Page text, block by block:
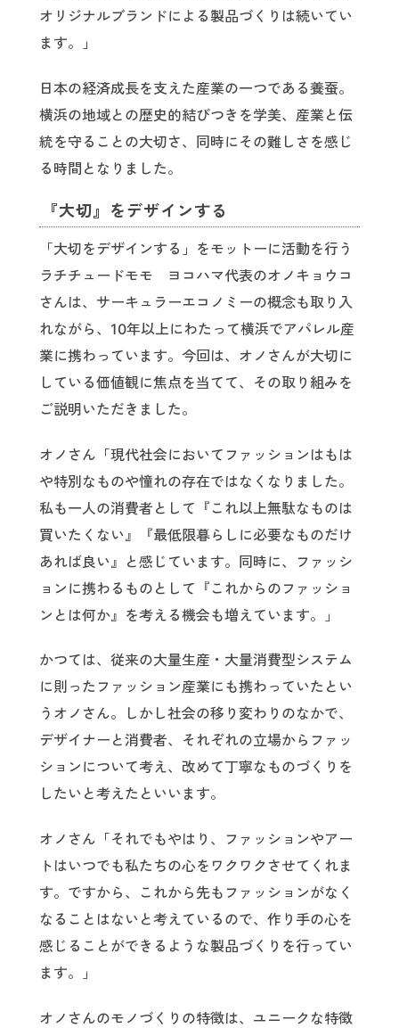
オリジナルブランドによる製品づくりは続いてい
ます。」
日本の経済成長を支えた産業の一つである養蚕。
横浜の地域との歴史的結びつきを学美、産業と伝
統を守ることの大切さ、同時にその難しさを感じ
る時間となりました。
『大切』をデザインする
「大切をデザインする」をモットーに活動を行う
ラチチュードモモ ヨコハマ代表のオノキョウコ
さんは、サーキュラーエコノミーの概念も取り入
れながら、10年以上にわたって横浜でアパレル産
業に携わっています。今回は、オノさんが大切に
している価値観に焦点を当てて、その取り組みを
ご説明いただきました。
オノさん「現代社会においてファッションはもは
や特別なものや憧れの存在ではなくなりました。
私も一人の消費者として『これ以上無駄なものは
買いたくない』『最低限暮らしに必要なものだけ
あれば良い』と感じています。同時に、ファッシ
ョンに携わるものとして『これからのファッショ
ンとは何か』を考える機会も増えています。」
かつては、従来の大量生産・大量消費型システム
に則ったファッション産業にも携わっていたとい
うオノさん。しかし社会の移り変わりのなかで、
デザイナーと消費者、それぞれの立場からファッ
ションについて考え、改めて丁寧なものづくりを
したいと考えたといいます。
オノさん「それでもやはり、ファッションやアー
トはいつでも私たちの心をワクワクさせてくれま
す。ですから、これから先もファッションがなく
なることはないと考えているので、作り手の心を
感じることができるような製品づくりを行ってい
ます。」
オノさんのモノづくりの特徴は、ユニークな特徴